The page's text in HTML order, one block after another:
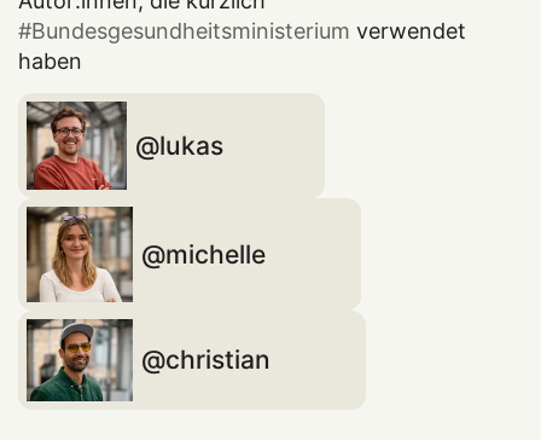
Bundesgesundheitsministerium verwendet
haben
lukas
michelle
christian